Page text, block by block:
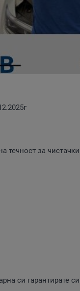
течност за чистачки
си гарантирате